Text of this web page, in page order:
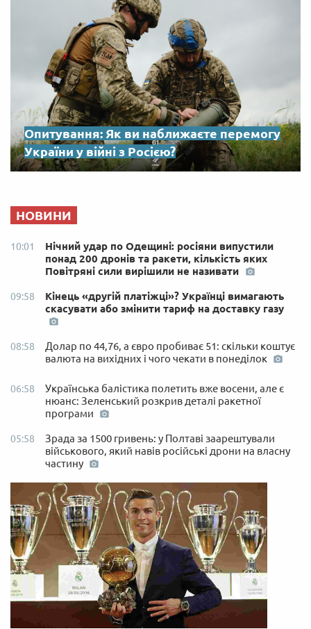
Опитування: Як ви наближаєте перемогу
України у війні з Росією?
НОВИНИ
10:01
Нічний удар по Одещині: росіяни випустили
понад 200 дронів та ракети, кількість яких
Повітряні сили вирішили не називати
09:58
Кінець «другій платіжці»? Українці вимагають
скасувати або змінити тариф на доставку газу
08:58
Долар по 44,76, а євро пробиває 51: скільки коштує
валюта на вихідних і чого чекати в понеділок
06:58
Українська балістика полетить вже восени, але є
нюанс: Зеленський розкрив деталі ракетної
програми
05:58
Зрада за 1500 гривень: у Полтаві заарештували
військового, який навів російські дрони на власну
частину